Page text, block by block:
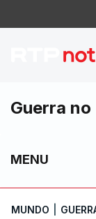
MNE
Guerra
MENU
MUNDO